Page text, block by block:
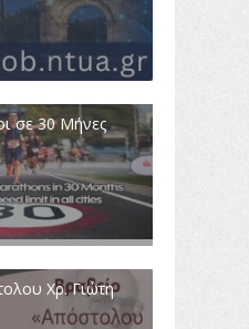
σε 30 Μήνες
Χρ. Γιώτη